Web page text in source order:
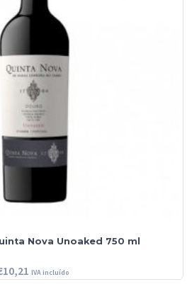
Nova Unoaked 750 ml
10,21 IVA incluído